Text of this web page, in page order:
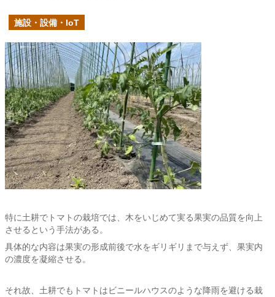
施設・設備・IoT
特に土耕でトマトの栽培では、木をいじめて実る果実の品質を向上
させるという手法がある。
具体的な内容は果実の形成前後で水をギリギリまで与えず、果実内
の濃度を凝縮させる。
それ故、土耕でもトマトはビニールハウスのような降雨を避ける栽